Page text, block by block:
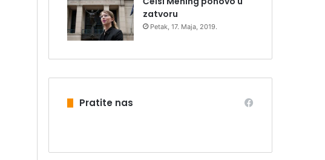
zatvoru
Petak, 17. Maja, 2019.
Pratite nas